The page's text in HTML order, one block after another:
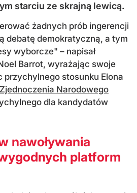
starciu ze skrajną lewicą.
żadnych prób ingerencji
debatę demokratyczną, a tym
wyborcze" – napisał
Barrot, wyrażając swoje
przychylnego stosunku Elona
Narodowego
dla kandydatów
nawoływania
platform